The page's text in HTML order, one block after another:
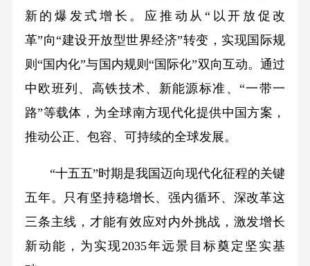
新的爆发式增长。应推动从“以开放促改
革”向“建设开放型世界经济”转变，实现国际规
则“国内化”与国内规则“国际化”双向互动。通过
中欧班列、高铁技术、新能源标准、“一带一
路”等载体，为全球南方现代化提供中国方案，
推动公正、包容、可持续的全球发展。
“十五五”时期是我国迈向现代化征程的关键
五年。只有坚持稳增长、强内循环、深改革这
三条主线，才能有效应对内外挑战，激发增长
新动能，为实现2035年远景目标奠定坚实基